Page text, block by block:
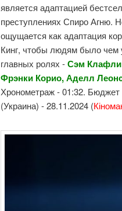
является адаптацией
преступлениях Спиро Агню.
ощущается как адаптация
Кинг, чтобы людям было чем
главных ролях -Сэм
Фрэнки Корио, Аделл
Хронометраж - 01:32.
(Украина) - 28.11.2024 (